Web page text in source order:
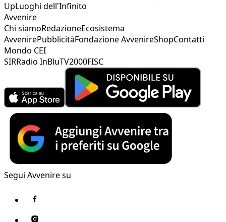
UpLuoghi dell'Infinito
Avvenire
Chi siamoRedazioneEcosistema
AvvenirePubblicitàFondazione AvvenireShopContatti
Mondo CEI
SIRRadio InBluTV2000FISC
Segui Avvenire su